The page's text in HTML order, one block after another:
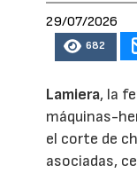
29/07/2026
682
Lamiera, la
máquinas-
el corte de
asociadas,